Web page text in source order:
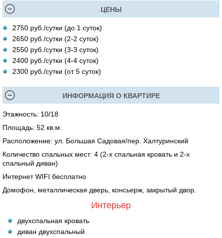
ЦЕНЫ
2750 руб./сутки (до 1 суток)
2650 руб./сутки (2-2 суток)
2550 руб./сутки (3-3 суток)
2400 руб./сутки (4-4 суток)
2300 руб./сутки (от 5 суток)
ИНФОРМАЦИЯ О КВАРТИРЕ
Этажность: 10/18
Площадь: 52 кв.м.
Расположение: ул. Большая Садовая/пер. Халтуринский
Количество спальных мест: 4 (2-х спальная кровать и 2-х
спальный диван)
Интернет WIFI бесплатно
Домофон, металлическая дверь, консьерж, закрытый двор.
Интерьер
двухспальная кровать
диван двухспальный